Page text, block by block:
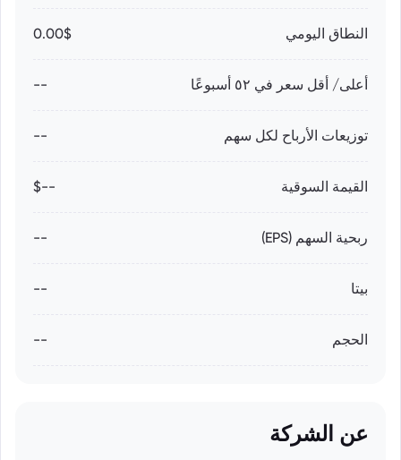
النطاق اليومي 0.00$
أعلى/ أقل سعر في ٥٢ أسبوعًا --
توزيعات الأرباح لكل سهم --
القيمة السوقية --$
ربحية السهم (EPS) --
بيتا --
الحجم --
عن الشركة